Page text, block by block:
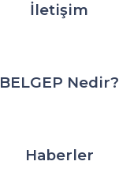
İletişim
BELGEP Nedir?
Haberler